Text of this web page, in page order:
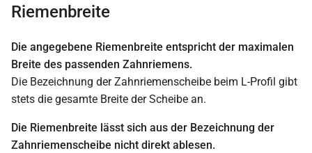
Riemenbreite
Die angegebene Riemenbreite entspricht der maximalen
Breite des passenden Zahnriemens.
Die Bezeichnung der Zahnriemenscheibe beim L-Profil gibt
stets die gesamte Breite der Scheibe an.
Die Riemenbreite lässt sich aus der Bezeichnung der
Zahnriemenscheibe nicht direkt ablesen.